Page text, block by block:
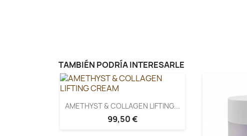
TAMBIÉN PODRÍA INTERESARLE
AMETHYST & COLLAGEN LIFTING...
99,50 €